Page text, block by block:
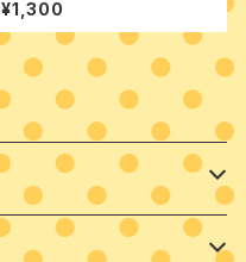
¥1,300